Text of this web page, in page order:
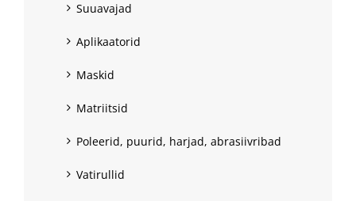
Suuavajad
Aplikaatorid
Maskid
Matriitsid
Poleerid, puurid, harjad, abrasiivribad
Vatirullid